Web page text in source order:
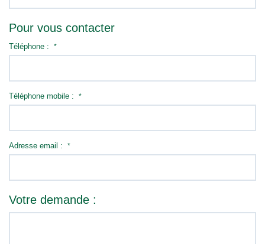
Pour vous contacter
Téléphone : *
Téléphone mobile : *
Adresse email : *
Votre demande :